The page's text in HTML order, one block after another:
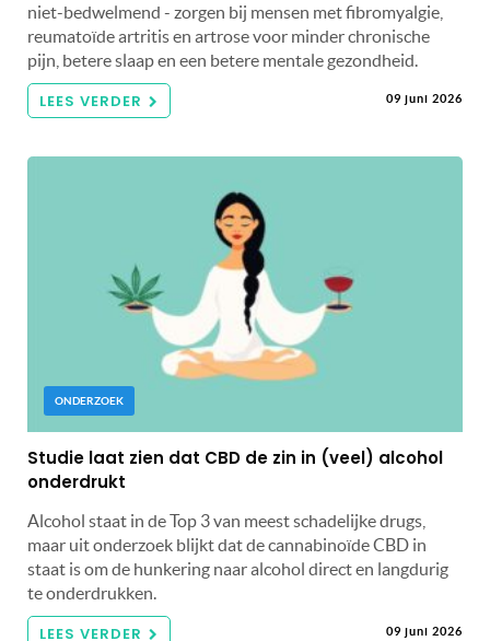
niet-bedwelmend - zorgen bij mensen met fibromyalgie,
reumatoïde artritis en artrose voor minder chronische
pijn, betere slaap en een betere mentale gezondheid.
LEES VERDER 09 juni 2026
ONDERZOEK
Studie laat zien dat CBD de zin in (veel) alcohol
onderdrukt
Alcohol staat in de Top 3 van meest schadelijke drugs,
maar uit onderzoek blijkt dat de cannabinoïde CBD in
staat is om de hunkering naar alcohol direct en langdurig
te onderdrukken.
LEES VERDER 09 juni 2026